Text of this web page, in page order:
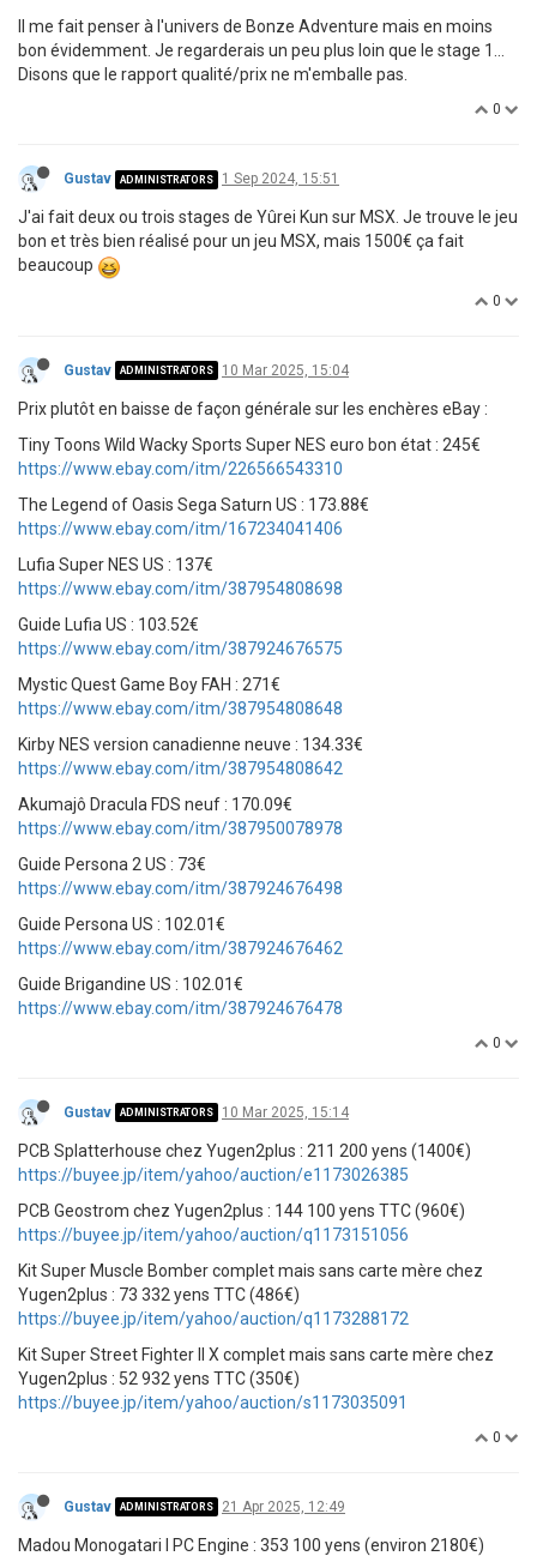
Il me fait penser à l'univers de Bonze Adventure mais en moins
bon évidemment. Je regarderais un peu plus loin que le stage 1...
Disons que le rapport qualité/prix ne m'emballe pas.
0
Gustav ADMINISTRATORS 1 Sep 2024, 15:51
J'ai fait deux ou trois stages de Yûrei Kun sur MSX. Je trouve le jeu
bon et très bien réalisé pour un jeu MSX, mais 1500€ ça fait
beaucoup
0
Gustav ADMINISTRATORS 10 Mar 2025, 15:04
Prix plutôt en baisse de façon générale sur les enchères eBay :
Tiny Toons Wild Wacky Sports Super NES euro bon état : 245€
https://www.ebay.com/itm/226566543310
The Legend of Oasis Sega Saturn US : 173.88€
https://www.ebay.com/itm/167234041406
Lufia Super NES US : 137€
https://www.ebay.com/itm/387954808698
Guide Lufia US : 103.52€
https://www.ebay.com/itm/387924676575
Mystic Quest Game Boy FAH : 271€
https://www.ebay.com/itm/387954808648
Kirby NES version canadienne neuve : 134.33€
https://www.ebay.com/itm/387954808642
Akumajô Dracula FDS neuf : 170.09€
https://www.ebay.com/itm/387950078978
Guide Persona 2 US : 73€
https://www.ebay.com/itm/387924676498
Guide Persona US : 102.01€
https://www.ebay.com/itm/387924676462
Guide Brigandine US : 102.01€
https://www.ebay.com/itm/387924676478
0
Gustav ADMINISTRATORS 10 Mar 2025, 15:14
PCB Splatterhouse chez Yugen2plus : 211 200 yens (1400€)
https://buyee.jp/item/yahoo/auction/e1173026385
PCB Geostrom chez Yugen2plus : 144 100 yens TTC (960€)
https://buyee.jp/item/yahoo/auction/q1173151056
Kit Super Muscle Bomber complet mais sans carte mère chez
Yugen2plus : 73 332 yens TTC (486€)
https://buyee.jp/item/yahoo/auction/q1173288172
Kit Super Street Fighter II X complet mais sans carte mère chez
Yugen2plus : 52 932 yens TTC (350€)
https://buyee.jp/item/yahoo/auction/s1173035091
0
Gustav ADMINISTRATORS 21 Apr 2025, 12:49
Madou Monogatari I PC Engine : 353 100 yens (environ 2180€)